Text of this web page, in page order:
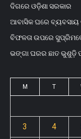
ଦିଗରେ ଓଡ଼ିଶା ସରକାର
ଆବାସିକ ଘରେ ବ୍ୟବସାୟ
ବିଫଳତା ଉପରେ
ଭଙ୍ଗା ଘରର ଛାତ ଭୁଶୁଡ଼ି
M T
3 4